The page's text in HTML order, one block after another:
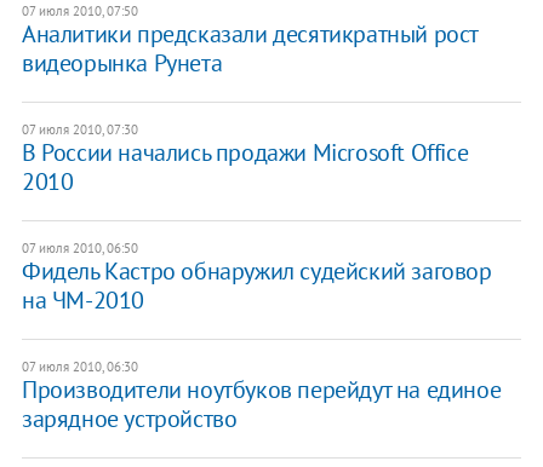
07 июля 2010, 07:50
Аналитики предсказали десятикратный рост
видеорынка Рунета
07 июля 2010, 07:30
В России начались продажи Microsoft Office
2010
07 июля 2010, 06:50
Фидель Кастро обнаружил судейский заговор
на ЧМ-2010
07 июля 2010, 06:30
Производители ноутбуков перейдут на единое
зарядное устройство